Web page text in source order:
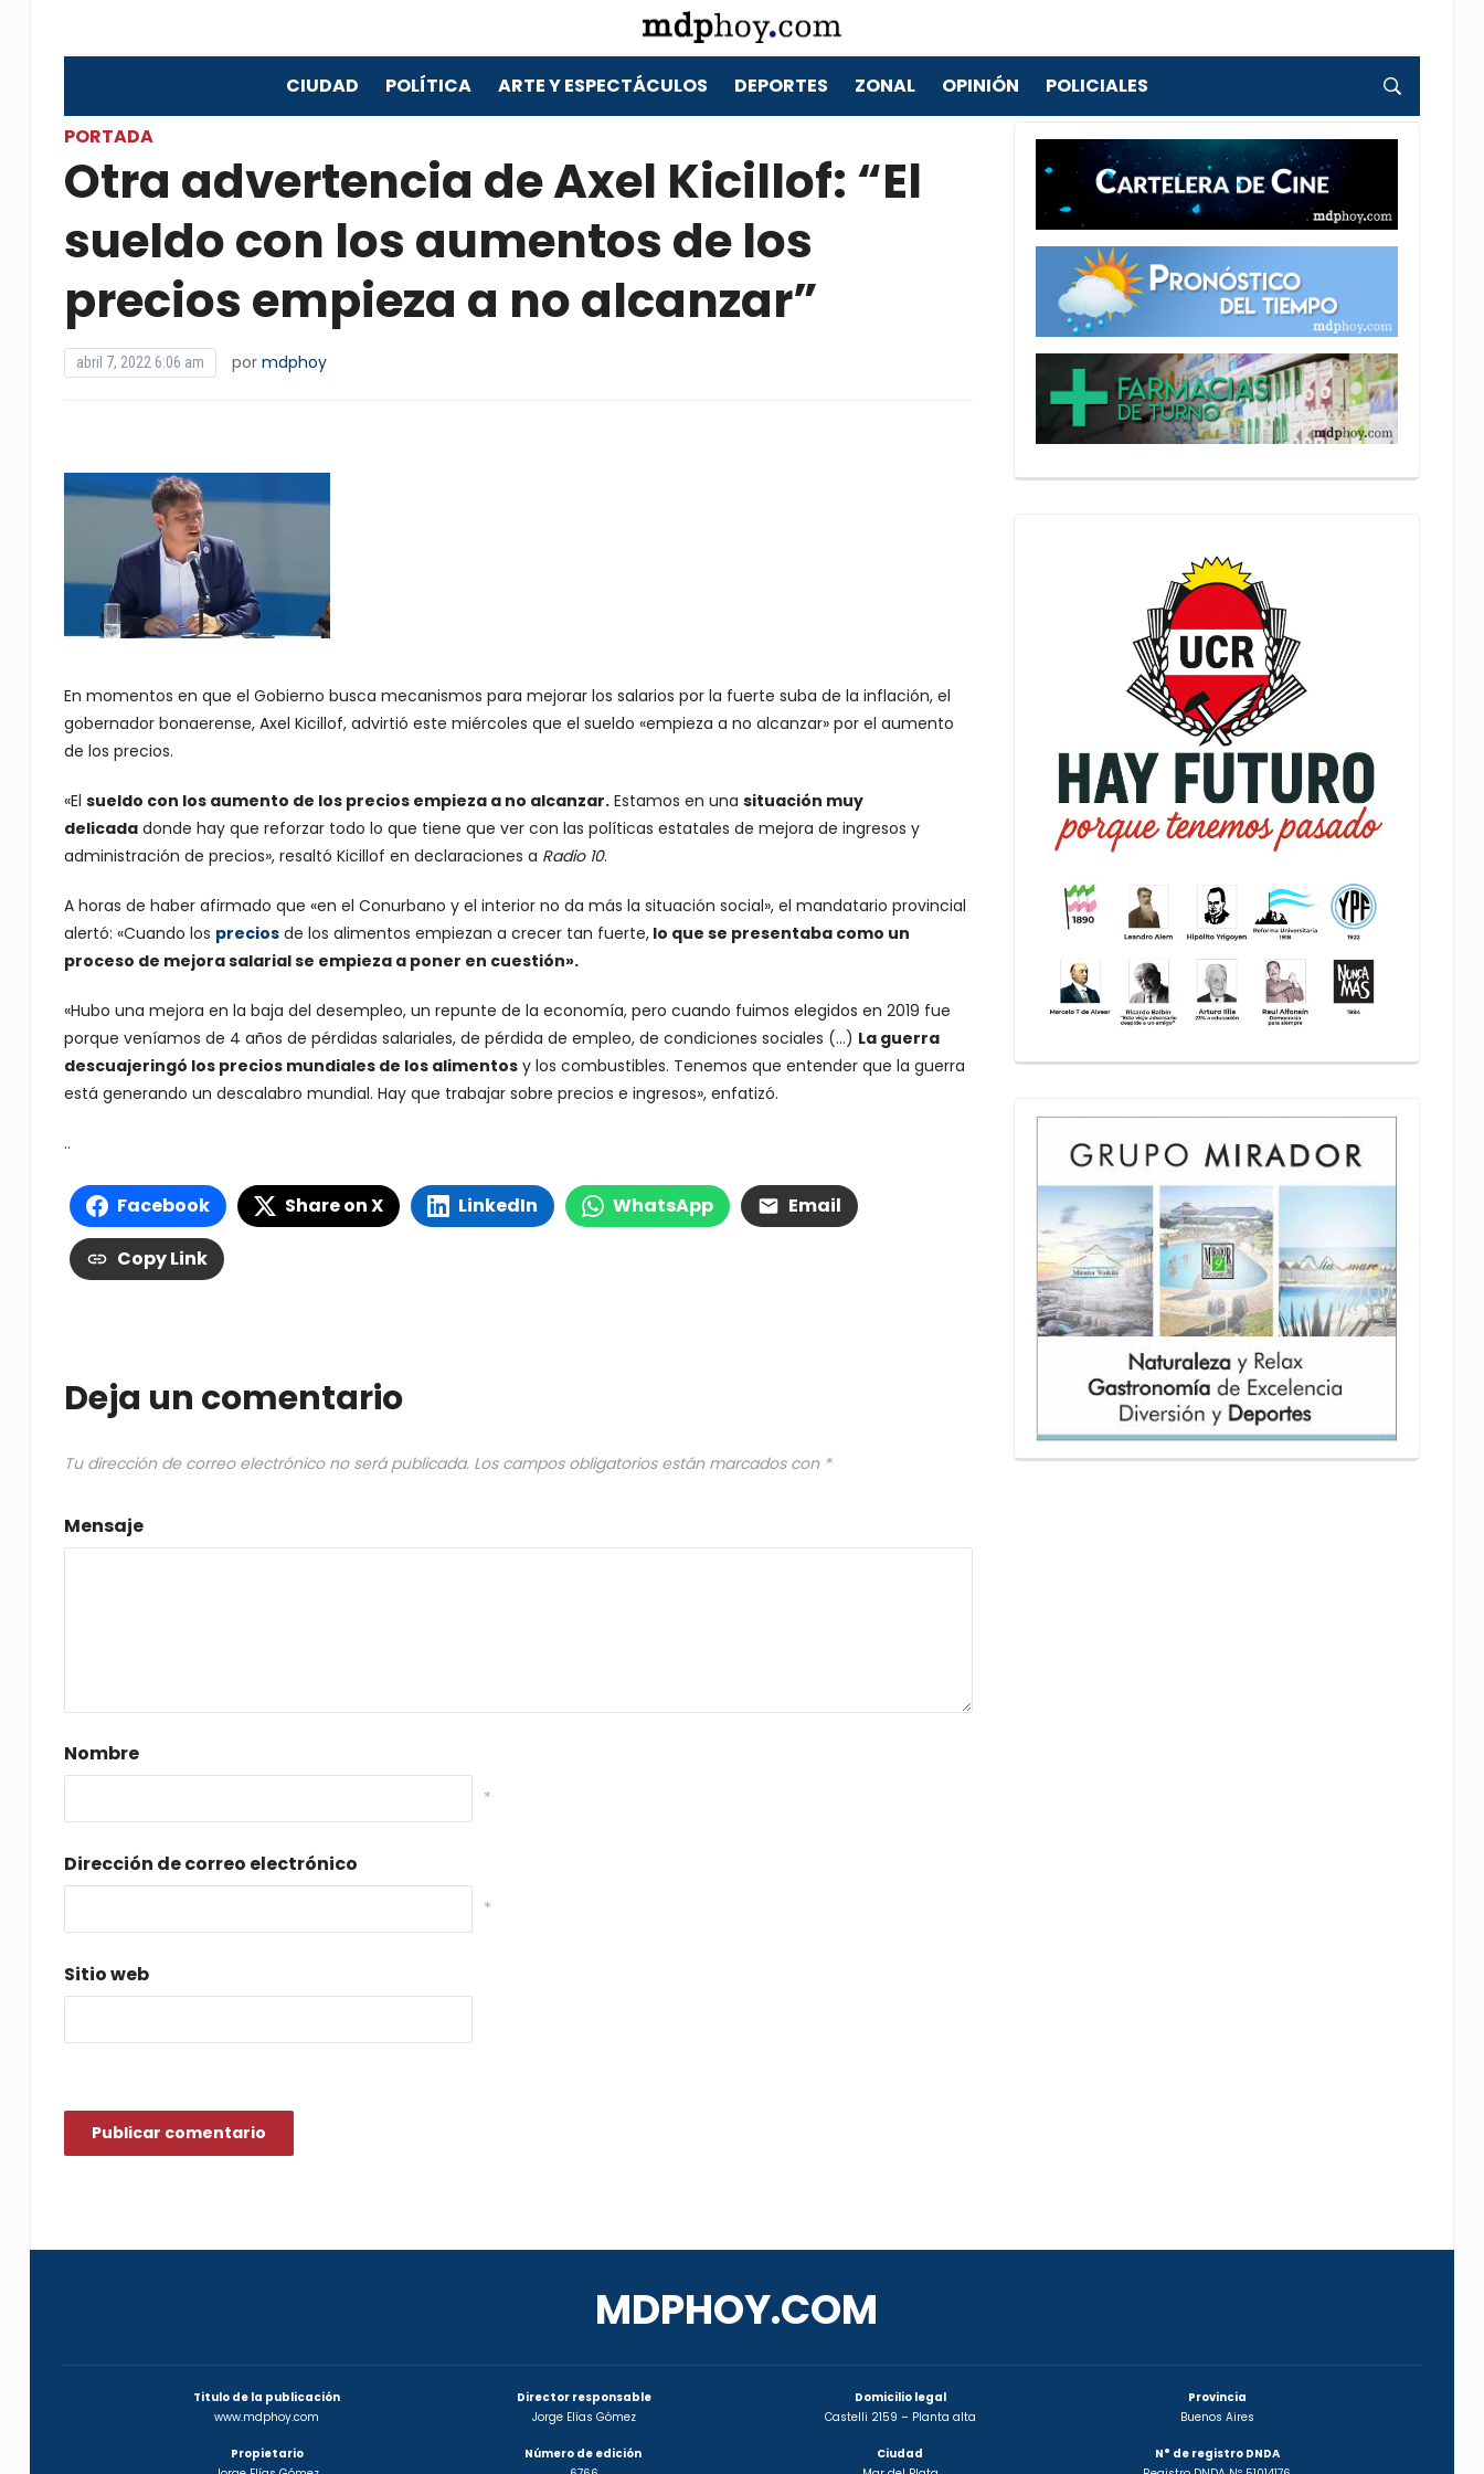
CIUDAD POLÍTICA ARTE Y ESPECTÁCULOS DEPORTES ZONAL OPINIÓN
POLICIALES
PORTADA
Otra advertencia de Axel Kicillof: “El
sueldo con los aumentos de los
precios empieza a no alcanzar”
abril 7, 2022 6:06 am por mdphoy
En momentos en que el Gobierno busca mecanismos para mejorar los salarios por la fuerte suba de la inflación, el
gobernador bonaerense, Axel Kicillof, advirtió este miércoles que el sueldo «empieza a no alcanzar» por el aumento
de los precios.
«El sueldo con los aumento de los precios empieza a no alcanzar.Estamos en una situación muy
delicadadonde hay que reforzar todo lo que tiene que ver con las políticas estatales de mejora de ingresos y
administración de precios», resaltó Kicillof en declaraciones a Radio 10.
A horas de haber afirmado que «en el Conurbano y el interior no da más la situación social», el mandatario provincial
alertó: «Cuando los preciosde los alimentos empiezan a crecer tan fuerte,lo que se presentaba como un
proceso de mejora salarial se empieza a poner en cuestión».
«Hubo una mejora en la baja del desempleo, un repunte de la economía, pero cuando fuimos elegidos en 2019 fue
porque veníamos de 4 años de pérdidas salariales, de pérdida de empleo, de condiciones sociales (…) La guerra
descuajeringó los precios mundiales de los alimentosy los combustibles. Tenemos que entender que la guerra
está generando un descalabro mundial. Hay que trabajar sobre precios e ingresos», enfatizó.
..
Facebook Share on X LinkedIn WhatsApp Email
Copy Link
Deja un comentario
Tu dirección de correo electrónico no será publicada. Los campos obligatorios están marcados con *
Mensaje
Nombre
*
Dirección de correo electrónico
*
Sitio web
MDPHOY.COM
Titulo de la publicación
www.mdphoy.com
Propietario
Director responsable
Jorge Elías Gómez
Número de edición
Domicilio legal
Castelli 2159 – Planta alta
Ciudad
Provincia
Buenos Aires
N° de registro DNDA